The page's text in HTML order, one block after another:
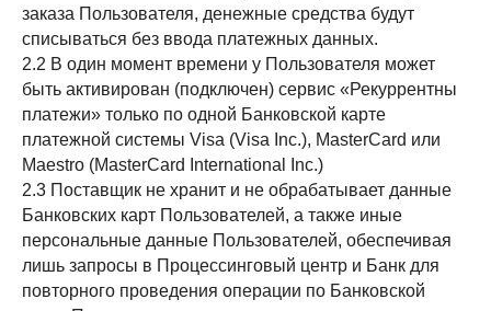
заказа Пользователя, денежные средства будут
списываться без ввода платежных данных.
2.2 В один момент времени у Пользователя может
быть активирован (подключен) сервис «Рекуррентны
платежи» только по одной Банковской карте
платежной системы Visa (Visa Inc.), MasterCard или
Maestro (MasterCard International Inc.)
2.3 Поставщик не хранит и не обрабатывает данные
Банковских карт Пользователей, а также иные
персональные данные Пользователей, обеспечивая
лишь запросы в Процессинговый центр и Банк для
повторного проведения операции по Банковской